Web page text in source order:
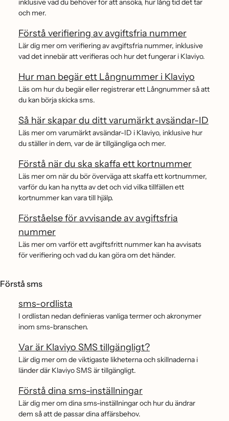
inklusive vad du behöver för att ansöka, hur lång tid det tar
och mer.
Förstå verifiering av avgiftsfria nummer
Lär dig mer om verifiering av avgiftsfria nummer, inklusive
vad det innebär att verifieras och hur det fungerar i Klaviyo.
Hur man begär ett Långnummer i Klaviyo
Läs om hur du begär eller registrerar ett Långnummer så att
du kan börja skicka sms.
Så här skapar du ditt varumärkt avsändar-ID
Läs mer om varumärkt avsändar-ID i Klaviyo, inklusive hur
du ställer in dem, var de är tillgängliga och mer.
Förstå när du ska skaffa ett kortnummer
Läs mer om när du bör överväga att skaffa ett kortnummer,
varför du kan ha nytta av det och vid vilka tillfällen ett
kortnummer kan vara till hjälp.
Förståelse för avvisande av avgiftsfria
nummer
Läs mer om varför ett avgiftsfritt nummer kan ha avvisats
för verifiering och vad du kan göra om det händer.
Förstå sms
sms-ordlista
I ordlistan nedan definieras vanliga termer och akronymer
inom sms-branschen.
Var är Klaviyo SMS tillgängligt?
Lär dig mer om de viktigaste likheterna och skillnaderna i
länder där Klaviyo SMS är tillgängligt.
Förstå dina sms-inställningar
Lär dig mer om dina sms-inställningar och hur du ändrar
dem så att de passar dina affärsbehov.